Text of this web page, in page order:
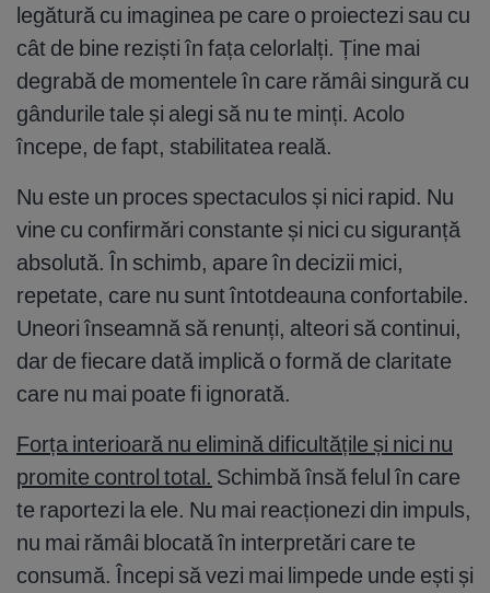
legătură cu imaginea pe care o proiectezi sau cu
cât de bine reziști în fața celorlalți. Ține mai
degrabă de momentele în care rămâi singură cu
gândurile tale și alegi să nu te minți. Acolo
începe, de fapt, stabilitatea reală.
Nu este un proces spectaculos și nici rapid. Nu
vine cu confirmări constante și nici cu siguranță
absolută. În schimb, apare în decizii mici,
repetate, care nu sunt întotdeauna confortabile.
Uneori înseamnă să renunți, alteori să continui,
dar de fiecare dată implică o formă de claritate
care nu mai poate fi ignorată.
Forța interioară nu elimină dificultățile și nici nu
promite control total. Schimbă însă felul în care
te raportezi la ele. Nu mai reacționezi din impuls,
nu mai rămâi blocată în interpretări care te
consumă. Începi să vezi mai limpede unde ești și